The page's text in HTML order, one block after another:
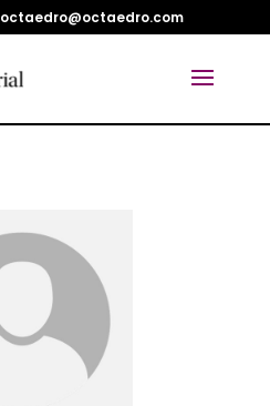
octaedro@octaedro.com